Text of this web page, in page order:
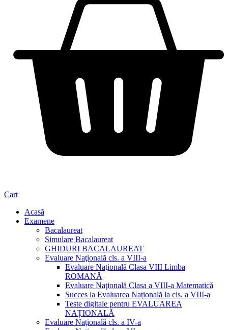
Cart
Acasă
Examene
Bacalaureat
Simulare Bacalaureat
GHIDURI BACALAUREAT
Evaluare Naţională cls. a VIII-a
Evaluare Naţională Clasa VIII Limba
ROMANĂ
Evaluare Naţională Clasa a VIII-a Matematică
Succes la Evaluarea Națională la cls. a VIII-a
Teste digitale pentru EVALUAREA
NAȚIONALĂ
Evaluare Naţională cls. a IV-a